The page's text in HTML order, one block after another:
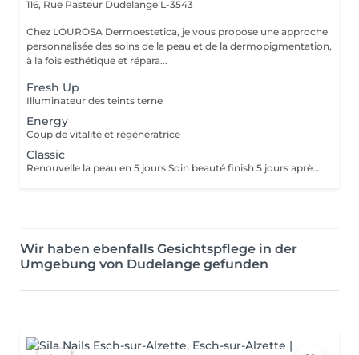
116, Rue Pasteur Dudelange L-3543
Chez LOUROSA Dermoestetica, je vous propose une approche
personnalisée des soins de la peau et de la dermopigmentation,
à la fois esthétique et répara...
Fresh Up
Illuminateur des teints terne
Energy
Coup de vitalité et régénératrice
Classic
Renouvelle la peau en 5 jours Soin beauté finish 5 jours après GP CLASSIC inclus dans le prix ( soin de 60min )
Wir haben ebenfalls Gesichtspflege in der
Umgebung von Dudelange gefunden